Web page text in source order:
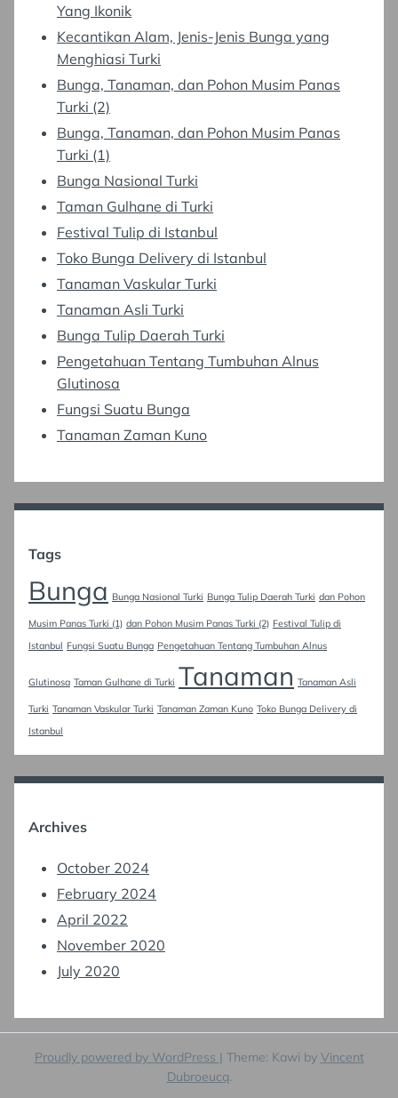
Yang Ikonik
Kecantikan Alam, Jenis-Jenis Bunga yang
Menghiasi Turki
Bunga, Tanaman, dan Pohon Musim Panas
Turki (2)
Bunga, Tanaman, dan Pohon Musim Panas
Turki (1)
Bunga Nasional Turki
Taman Gulhane di Turki
Festival Tulip di Istanbul
Toko Bunga Delivery di Istanbul
Tanaman Vaskular Turki
Tanaman Asli Turki
Bunga Tulip Daerah Turki
Pengetahuan Tentang Tumbuhan Alnus
Glutinosa
Fungsi Suatu Bunga
Tanaman Zaman Kuno
Tags
Bunga Bunga Nasional Turki Bunga Tulip Daerah Turki dan Pohon
Musim Panas Turki (1) dan Pohon Musim Panas Turki (2) Festival Tulip di
Istanbul Fungsi Suatu Bunga Pengetahuan Tentang Tumbuhan Alnus
Glutinosa Taman Gulhane di Turki Tanaman Tanaman Asli
Turki Tanaman Vaskular Turki Tanaman Zaman Kuno Toko Bunga Delivery di
Istanbul
Archives
October 2024
February 2024
April 2022
November 2020
July 2020
Proudly powered by WordPress | Theme: Kawi by Vincent
Dubroeucq.